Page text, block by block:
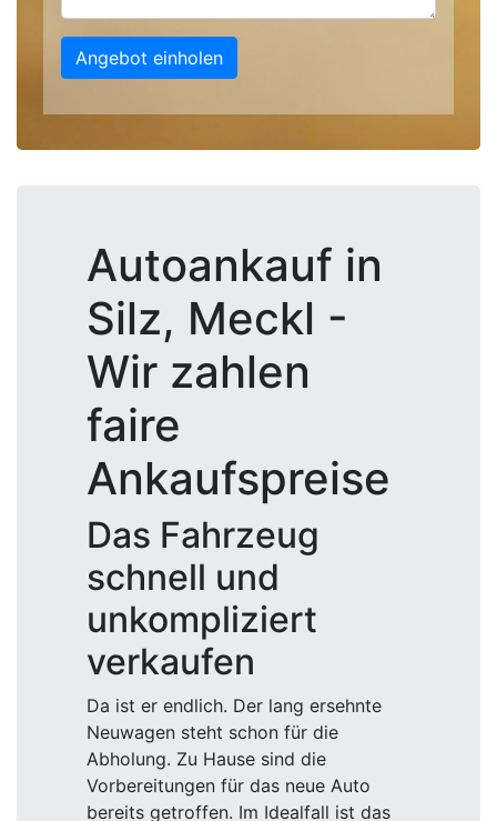
Angebot einholen
Autoankauf in
Silz, Meckl -
Wir zahlen
faire
Ankaufspreise
Das Fahrzeug
schnell und
unkompliziert
verkaufen
Da ist er endlich. Der lang ersehnte
Neuwagen steht schon für die
Abholung. Zu Hause sind die
Vorbereitungen für das neue Auto
bereits getroffen. Im Idealfall ist das